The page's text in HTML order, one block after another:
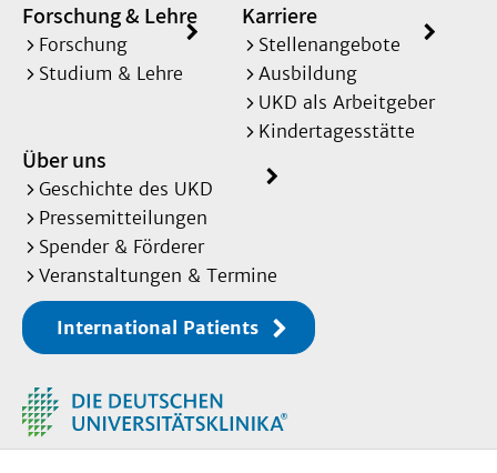
Forschung & Lehre
Forschung
Studium & Lehre
Karriere
Stellenangebote
Ausbildung
UKD als Arbeitgeber
Kindertagesstätte
Über uns
Geschichte des UKD
Pressemitteilungen
Spender & Förderer
Veranstaltungen & Termine
International Patients